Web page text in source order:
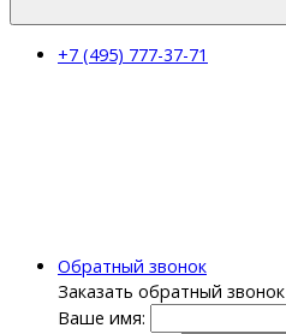
+7 (495) 777-37-71
Обратный звонок
Заказать обратный звонок
Ваше имя: